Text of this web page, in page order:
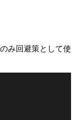
み回避策として使